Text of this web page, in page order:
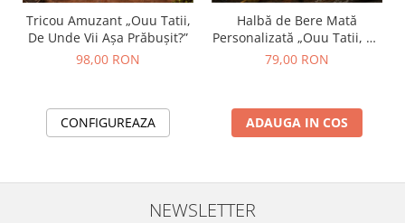
Tricou Amuzant „Ouu Tatii,
De Unde Vii Așa Prăbușit?”
98,00 RON
CONFIGUREAZA
Halbă de Bere Mată
Personalizată „Ouu Tatii, De
Unde Vii Așa Prăbușit?”
79,00 RON
ADAUGA IN COS
NEWSLETTER